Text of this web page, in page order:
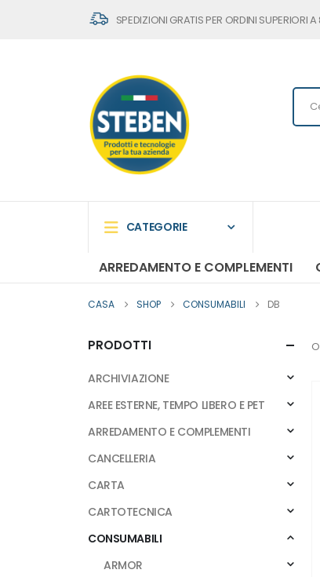
SPEDIZIONI GRATIS PER ORDINI SUPERIORI
CATEGORIE
ARREDAMENTO E COMPLEMENTI
CASA SHOP CONSUMABILI DB
PRODOTTI
ARCHIVIAZIONE
AREE ESTERNE, TEMPO LIBERO E PET
ARREDAMENTO E COMPLEMENTI
CANCELLERIA
CARTA
CARTOTECNICA
CONSUMABILI
ARMOR